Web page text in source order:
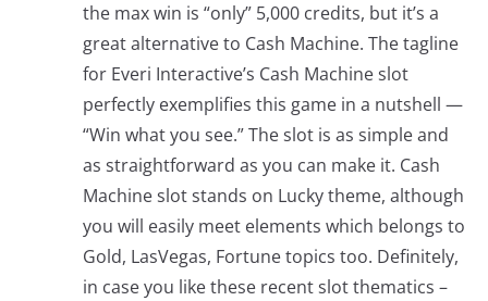
the max win is “only” 5,000 credits, but it’s a
great alternative to Cash Machine. The tagline
for Everi Interactive’s Cash Machine slot
perfectly exemplifies this game in a nutshell —
“Win what you see.” The slot is as simple and
as straightforward as you can make it. Cash
Machine slot stands on Lucky theme, although
you will easily meet elements which belongs to
Gold, LasVegas, Fortune topics too. Definitely,
in case you like these recent slot thematics –